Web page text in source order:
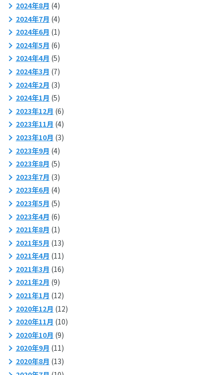
2024年8月 (4)
2024年7月 (4)
2024年6月 (1)
2024年5月 (6)
2024年4月 (5)
2024年3月 (7)
2024年2月 (3)
2024年1月 (5)
2023年12月 (6)
2023年11月 (4)
2023年10月 (3)
2023年9月 (4)
2023年8月 (5)
2023年7月 (3)
2023年6月 (4)
2023年5月 (5)
2023年4月 (6)
2021年8月 (1)
2021年5月 (13)
2021年4月 (11)
2021年3月 (16)
2021年2月 (9)
2021年1月 (12)
2020年12月 (12)
2020年11月 (10)
2020年10月 (9)
2020年9月 (11)
2020年8月 (13)